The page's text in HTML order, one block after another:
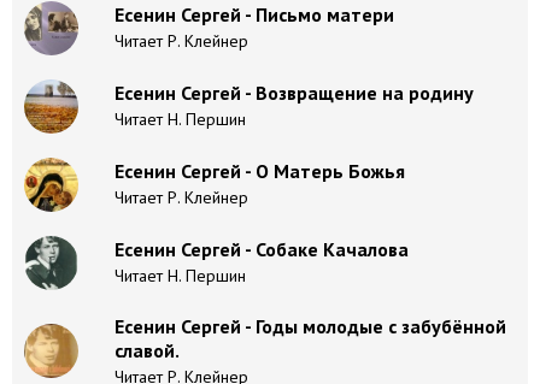
Есенин Сергей - Письмо матери
Читает Р. Клейнер
Есенин Сергей - Возвращение на родину
Читает Н. Першин
Есенин Сергей - О Матерь Божья
Читает Р. Клейнер
Есенин Сергей - Собаке Качалова
Читает Н. Першин
Есенин Сергей - Годы молодые с забубённой
славой.
Читает Р. Клейнер